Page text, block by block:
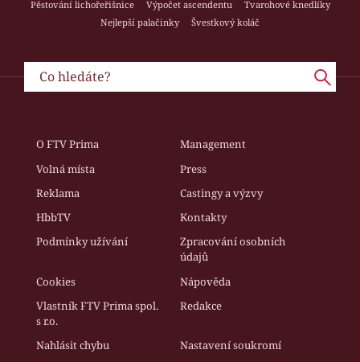
Pěstování lichořeřišnice
Výpočet ascendentu
Tvarohové knedlíky
Nejlepší palačinky
Švestkový koláč
O FTV Prima
Management
Volná místa
Press
Reklama
Castingy a výzvy
HbbTV
Kontakty
Podmínky užívání
Zpracování osobních
údajů
Cookies
Nápověda
Vlastník FTV Prima spol.
s r.o.
Redakce
Nahlásit chybu Nastavení soukromí